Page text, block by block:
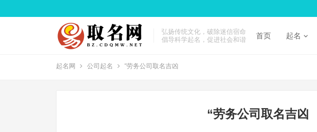
弘扬传统文化，破除迷信宿命
倡导科学起名，促进社会和谐
首页 起名
起名网 公司起名 “劳务公司取名吉凶
“劳务公司取名吉凶